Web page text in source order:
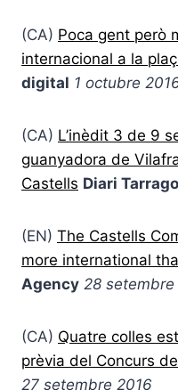
(CA) Poca gent però
internacional a la
digital 1 octubre
(CA) L’inèdit 3 de 9
guanyadora de
Castells Diari
(EN) The Castells
more international
Agency 28 setembre
(CA) Quatre colles
prèvia del Concurs
27 setembre 2016